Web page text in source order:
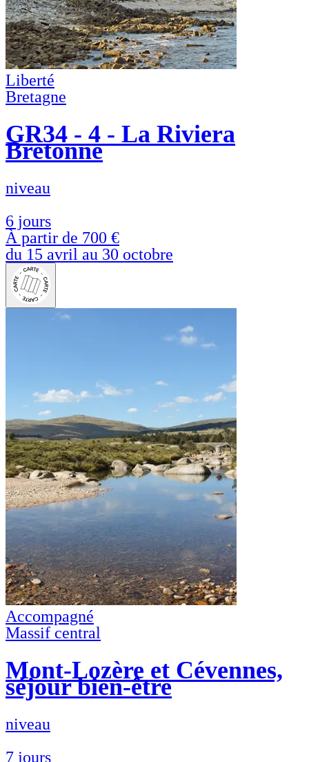
Liberté
Bretagne
GR34 - 4 - La Riviera
Bretonne
niveau
6 jours
À partir de 700 €
du 15 avril au 30 octobre
Accompagné
Massif central
Mont-Lozère et Cévennes,
séjour bien-être
niveau
7 jours